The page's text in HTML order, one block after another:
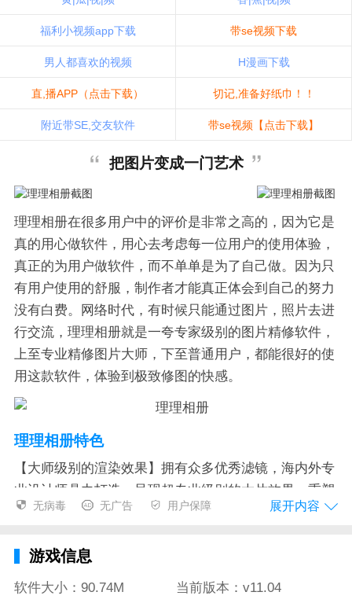
福利小视频app下载 带se视频下载
男人都喜欢的视频 H漫画下载
直,播APP（点击下载） 切记,准备好纸巾！！
附近带SE,交友软件 带se视频【点击下载】
把图片变成一门艺术
理理相册在很多用户中的评价是非常之高的，因为它是
真的用心做软件，用心去考虑每一位用户的使用体验，
真正的为用户做软件，而不单单是为了自己做。因为只
有用户使用的舒服，制作者才能真正体会到自己的努力
没有白费。网络时代，有时候只能通过图片，照片去进
行交流，理理相册就是一夸专家级别的图片精修软件，
上至专业精修图片大师，下至普通用户，都能很好的使
用这款软件，体验到极致修图的快感。
理理相册特色
【大师级别的渲染效果】拥有众多优秀滤镜，海内外专
业设计师鼎力打造，呈现超专业级别的大片效果，重塑
你对手机美图软件的认知。
漫、素描、油画、光效，一大波效果整装待发，随时为
您的照片打造出轰动朋友圈的引爆点。
无病毒 无广告 用户保障 展开内容
游戏信息
软件大小：90.74M
当前版本：v11.04